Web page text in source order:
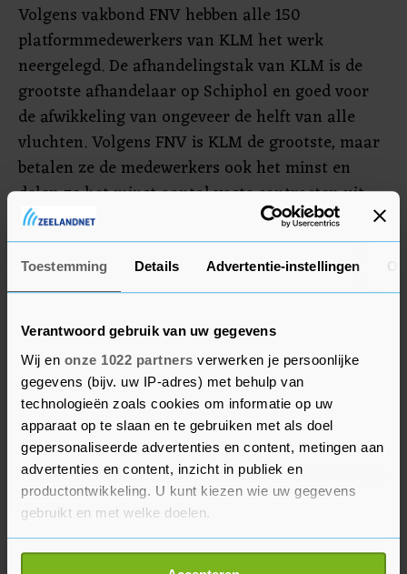
Toestemming Details Advertentie-instellingen
Verantwoord gebruik van uw gegevens
Wij en onze 1022 partners verwerken je persoonlijke
gegevens (bijv. uw IP-adres) met behulp van
technologieën zoals cookies om informatie op uw
apparaat op te slaan en te gebruiken met als doel
gepersonaliseerde advertenties en content, metingen aan
advertenties en content, inzicht in publiek en
productontwikkeling. U kunt kiezen wie uw gegevens
gebruikt en met welke doelen.
Als u het toestaat, willen we ook graag:
Volgens vakbond FNV hebben alle 150
platformmedewerkers van KLM het werk
neergelegd. De afhandelingstak van KLM is de
grootste afhandelaar op Schiphol en goed voor
de afwikkeling van ongeveer de helft van alle
vluchten. Volgens FNV is KLM de grootste, maar
betalen ze de medewerkers ook het minst en
delen ze het minst aantal vaste contracten uit.
Een wilde staking wil zeggen dat die niet door de
vakbond is georganiseerd.